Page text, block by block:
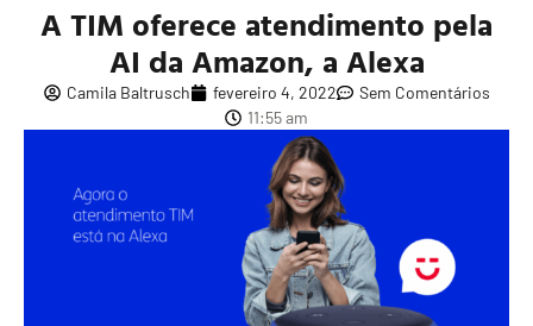
A TIM oferece atendimento pela
AI da Amazon, a Alexa
Camila Baltrusch fevereiro 4, 2022
Sem Comentários
11:55 am